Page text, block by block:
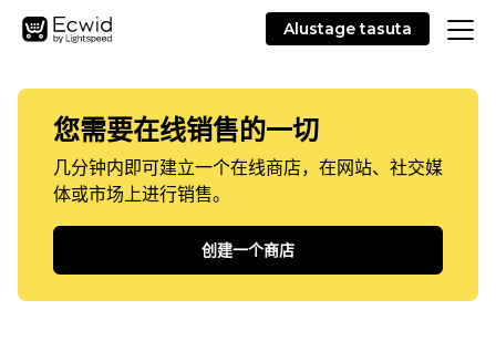
Alustage tasuta
您需要在线销售的一切
几分钟内即可建立一个在线商店，在网站、社交媒
体或市场上进行销售。
创建一个商店